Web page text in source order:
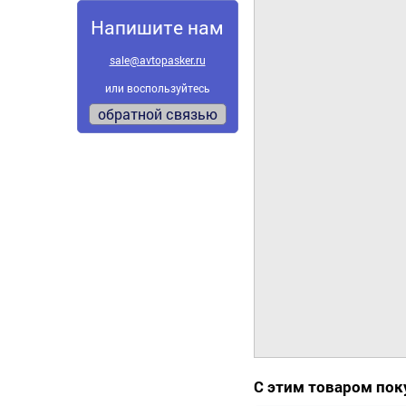
Напишите нам
sale@avtopasker.ru
или воспользуйтесь
обратной связью
С этим товаром